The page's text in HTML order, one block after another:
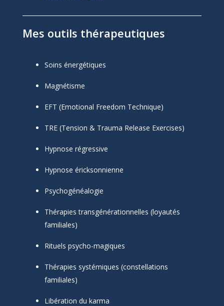
Mes outils thérapeutiques
Soins énergétiques
Magnétisme
EFT (Emotional Freedom Technique)
TRE (Tension & Trauma Release Exercises)
Hypnose régressive
Hypnose éricksonnienne
Psychogénéalogie
Thérapies transgénérationnelles (loyautés
familiales)
Rituels psycho-magiques
Thérapies systémiques (constellations
familiales)
Libération du karma